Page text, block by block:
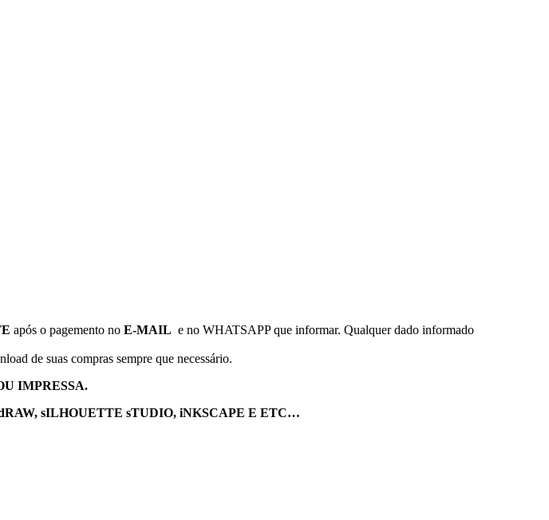
após o pagemento no E-MAIL e no WHATSAPP que informar. Qualquer dado informado
de suas compras sempre que necessário.
IMPRESSA.
sILHOUETTE sTUDIO, iNKSCAPE E ETC…